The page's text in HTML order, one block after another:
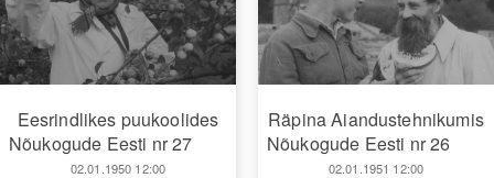
Eesrindlikes puukoolides
Nõukogude Eesti nr 27
02.01.1950 12:00
Räpina Aiandustehnikumis
Nõukogude Eesti nr 26
02.01.1951 12:00